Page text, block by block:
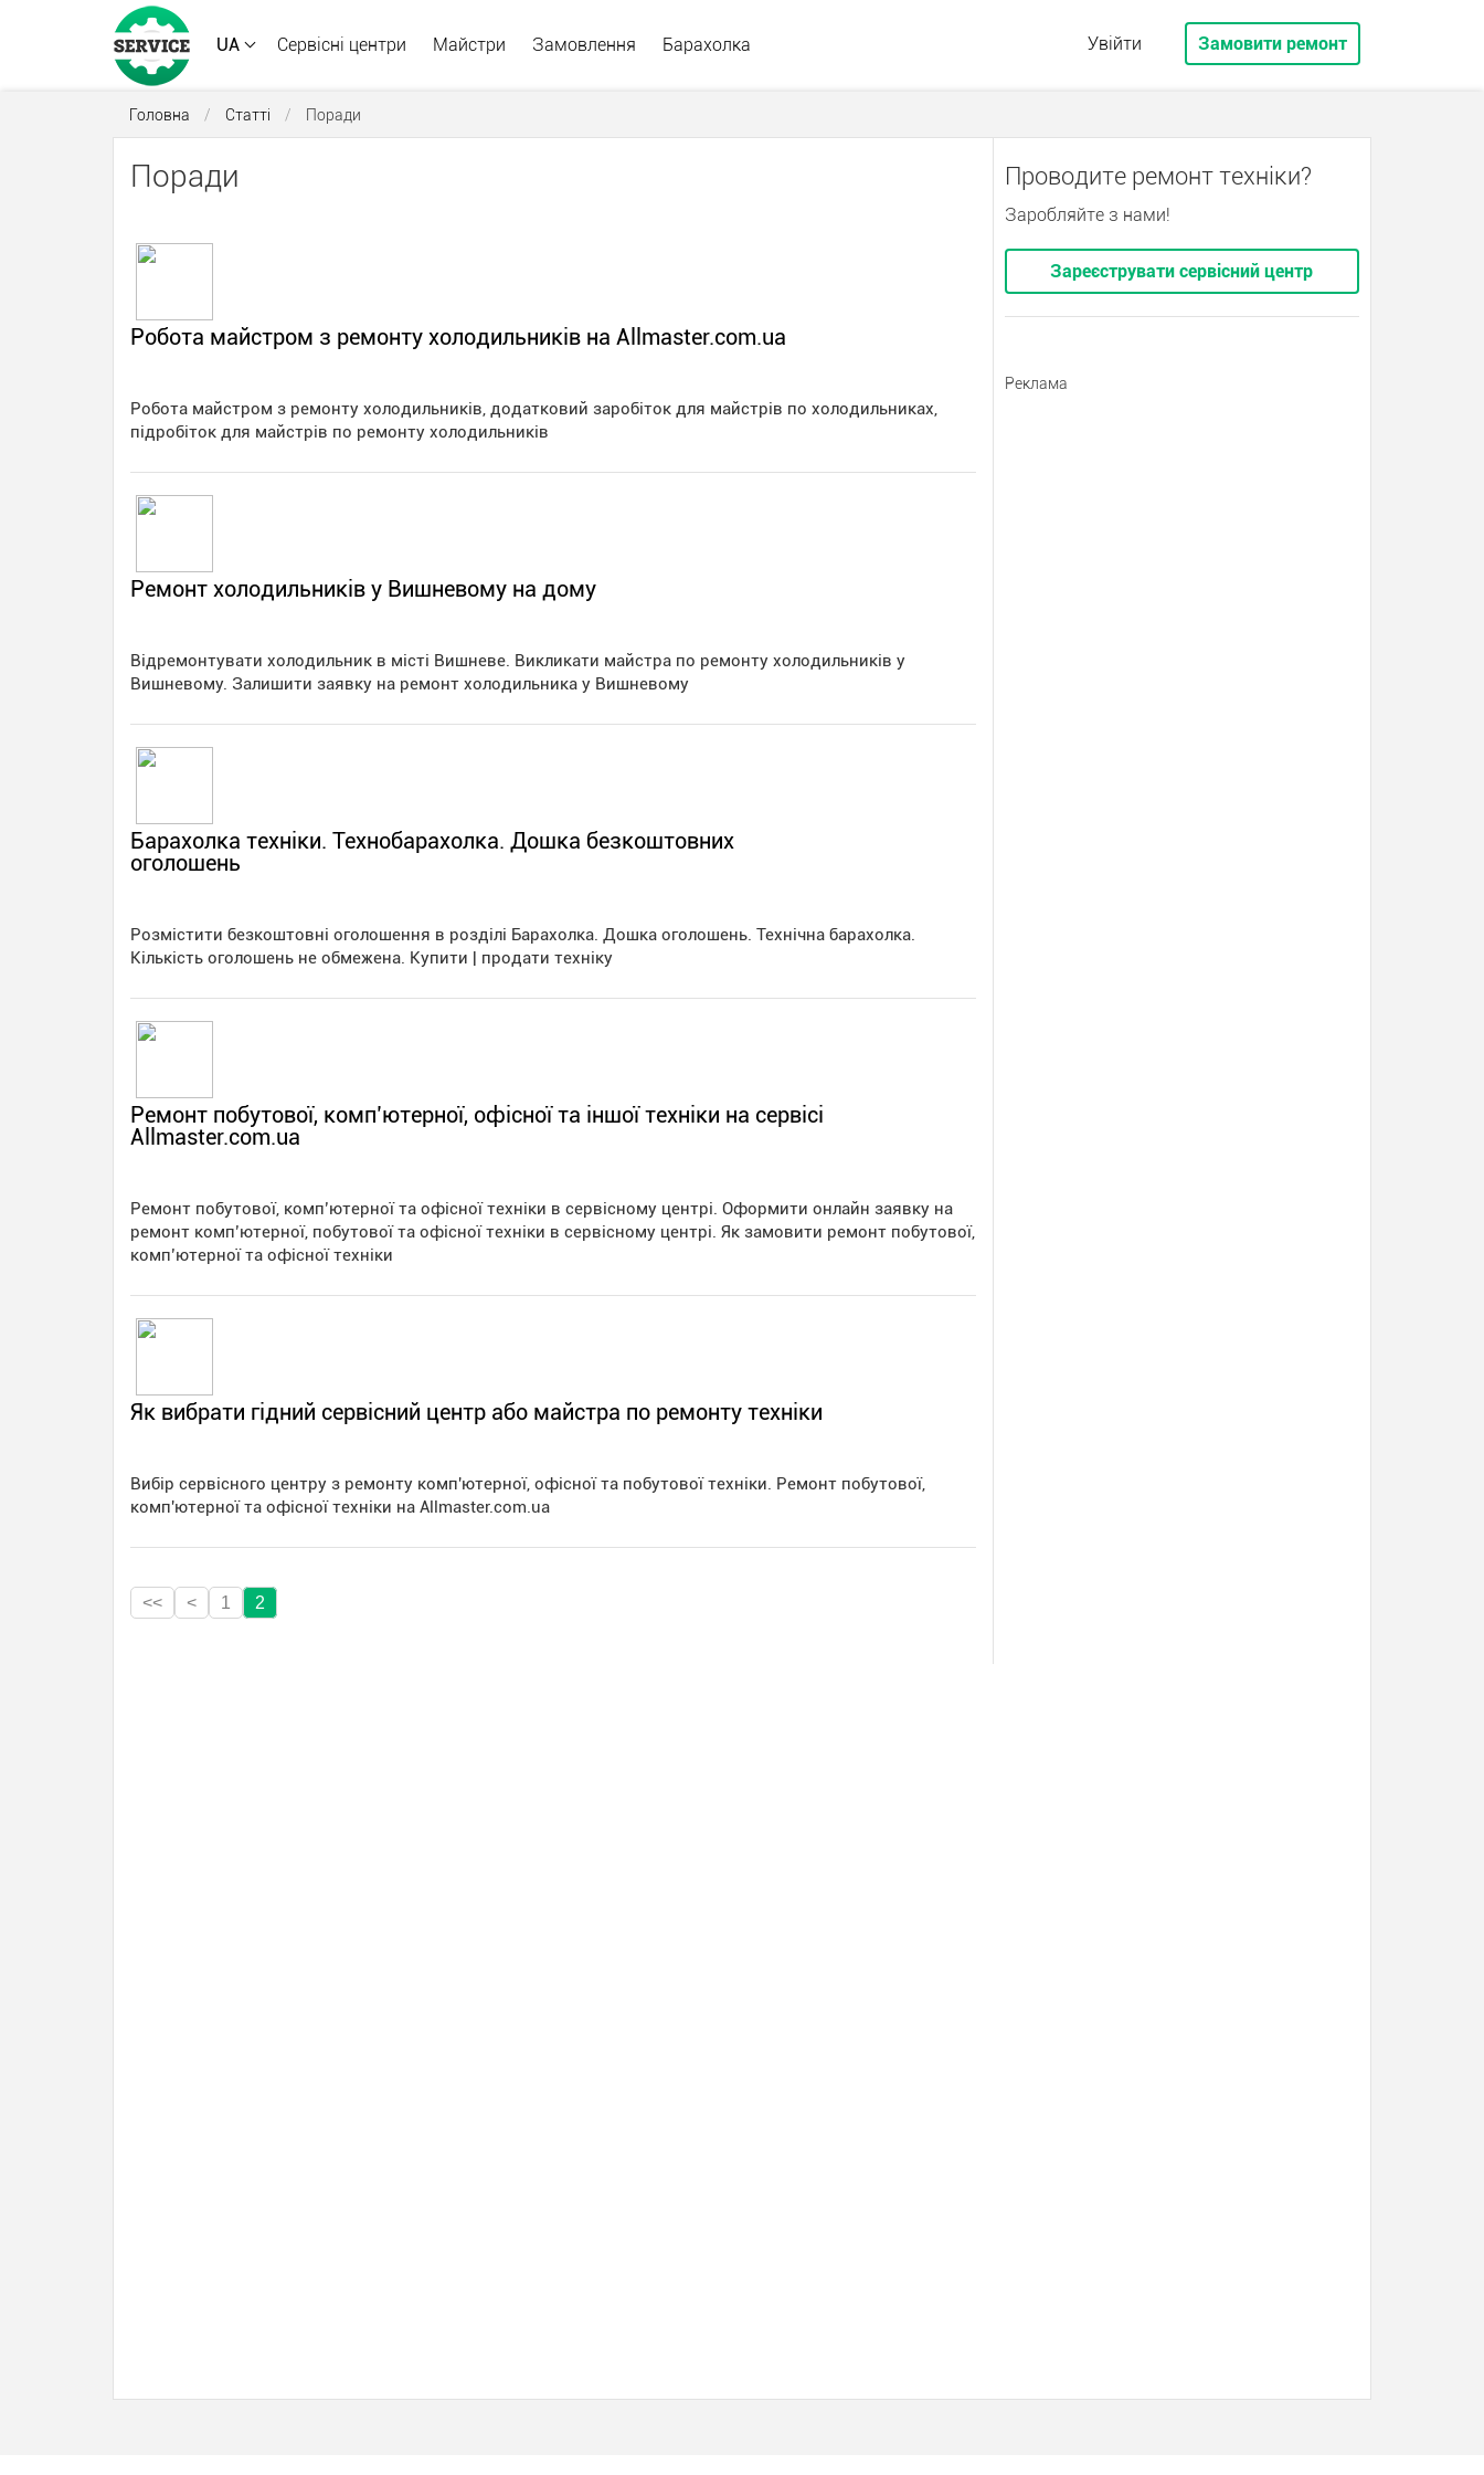
UA Сервісні центри Майстри Замовлення Барахолка Увійти Замовити ремонт
Головна / Статті / Поради
Поради
Робота майстром з ремонту холодильників на Allmaster.com.ua
Робота майстром з ремонту холодильників, додатковий заробіток для майстрів по холодильниках,
підробіток для майстрів по ремонту холодильників
Ремонт холодильників у Вишневому на дому
Відремонтувати холодильник в місті Вишневе. Викликати майстра по ремонту холодильників у
Вишневому. Залишити заявку на ремонт холодильника у Вишневому
Барахолка техніки. Технобарахолка. Дошка безкоштовних
оголошень
Розмістити безкоштовні оголошення в розділі Барахолка. Дошка оголошень. Технічна барахолка.
Кількість оголошень не обмежена. Купити | продати техніку
Ремонт побутової, комп’ютерної, офісної та іншої техніки на сервісі
Allmaster.com.ua
Ремонт побутової, комп’ютерної та офісної техніки в сервісному центрі. Оформити онлайн заявку на
ремонт комп’ютерної, побутової та офісної техніки в сервісному центрі. Як замовити ремонт побутової,
комп’ютерної та офісної техніки
Як вибрати гідний сервісний центр або майстра по ремонту техніки
Вибір сервісного центру з ремонту комп'ютерної, офісної та побутової техніки. Ремонт побутової,
комп'ютерної та офісної техніки на Allmaster.com.ua
<< < 1 2
Проводите ремонт техніки?
Заробляйте з нами!
Зареєструвати сервісний центр
Реклама